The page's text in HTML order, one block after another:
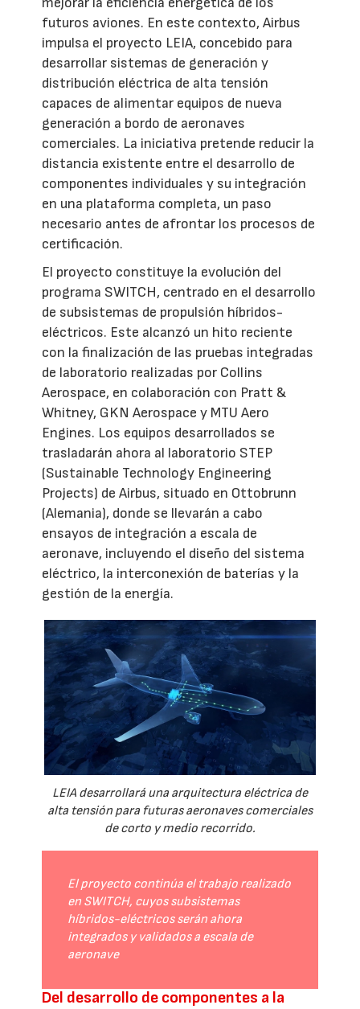
futuros aviones. En este contexto, Airbus
impulsa el proyecto LEIA, concebido para
desarrollar sistemas de generación y
distribución eléctrica de alta tensión
capaces de alimentar equipos de nueva
generación a bordo de aeronaves
comerciales. La iniciativa pretende reducir la
distancia existente entre el desarrollo de
componentes individuales y su integración
en una plataforma completa, un paso
necesario antes de afrontar los procesos de
certificación.
El proyecto constituye la evolución del
programa SWITCH, centrado en el desarrollo
de subsistemas de propulsión híbridos-
eléctricos. Este alcanzó un hito reciente
con la finalización de las pruebas integradas
de laboratorio realizadas por Collins
Aerospace, en colaboración con Pratt &
Whitney, GKN Aerospace y MTU Aero
Engines. Los equipos desarrollados se
trasladarán ahora al laboratorio STEP
(Sustainable Technology Engineering
Projects) de Airbus, situado en Ottobrunn
(Alemania), donde se llevarán a cabo
ensayos de integración a escala de
aeronave, incluyendo el diseño del sistema
eléctrico, la interconexión de baterías y la
gestión de la energía.
LEIA desarrollará una arquitectura eléctrica de
alta tensión para futuras aeronaves comerciales
de corto y medio recorrido.
El proyecto continúa el trabajo realizado
en SWITCH, cuyos subsistemas
híbridos-eléctricos serán ahora
integrados y validados a escala de
aeronave
Del desarrollo de componentes a la